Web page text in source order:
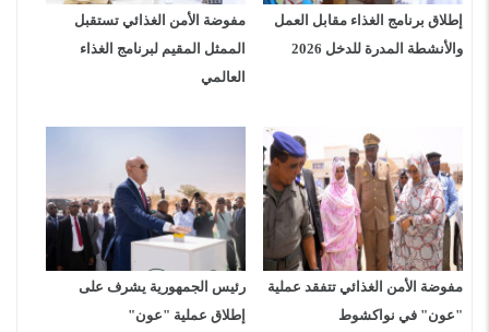
إطلاق برنامج الغذاء مقابل العمل
والأنشطة المدرة للدخل 2026
مفوضة الأمن الغذائي تستقبل
الممثل المقيم لبرنامج الغذاء
العالمي
مفوضة الأمن الغذائي تتفقد عملية
"عون" في نواكشوط
رئيس الجمهورية يشرف على
إطلاق عملية "عون"